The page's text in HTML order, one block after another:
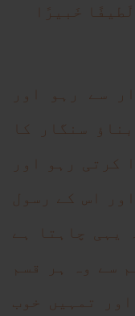
خَبيرًا
سے رہو اور
سنگار کا
کرتی رہو اور
اس کے رسول
یہی چاہتا ہے
سے وہ ہر قسم
تمہیں خوب